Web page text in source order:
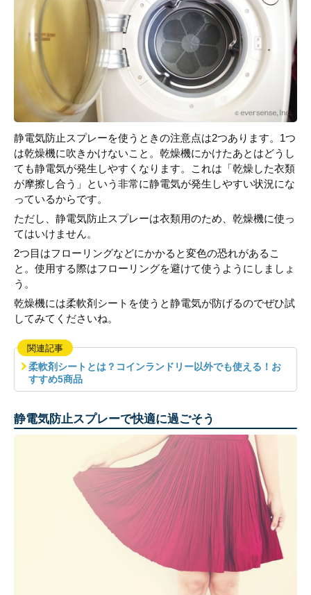
静電気防止スプレーを使うときの注意点は2つあります。1つ
は乾燥機に吹きかけないこと。乾燥機にかけたあとはどうし
ても静電気が発生しやすくなります。これは「乾燥した衣類
が摩擦し合う」という非常に静電気が発生しやすい状況にな
っているからです。
ただし、静電気防止スプレーは衣類用のため、乾燥機に使っ
てはいけません。
2つ目はフローリングなどにかかると変色の恐れがあるこ
と。使用する際はフローリングを避けて使うようにしましょ
う。
乾燥機には柔軟剤シートを使うと静電気が防げるのでぜひ試
してみてくださいね。
関連記事
柔軟剤シートとは？コインランドリー以外でも使える！お
すすめ5商品
静電気防止スプレーで快適に過ごそう